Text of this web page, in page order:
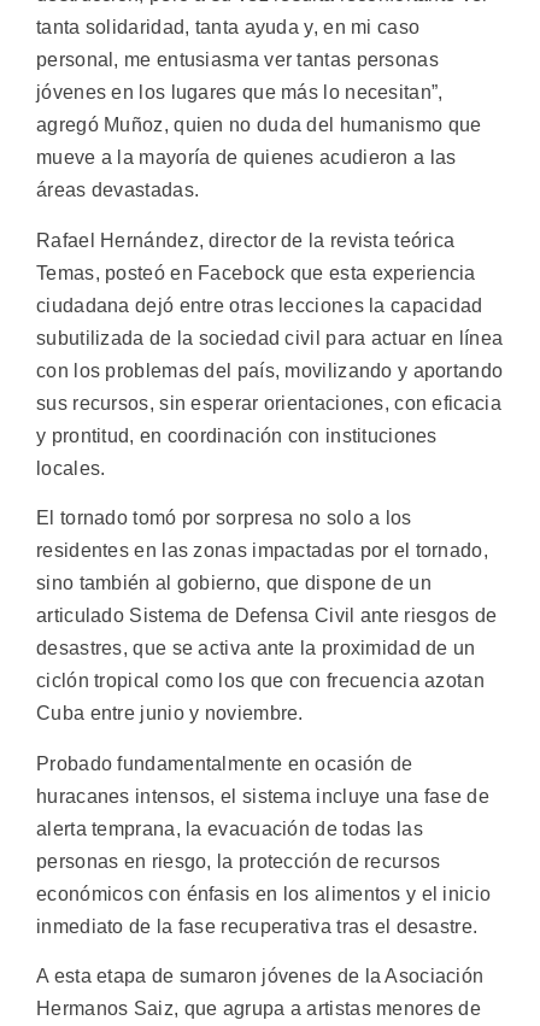
tanta solidaridad, tanta ayuda y, en mi caso
personal, me entusiasma ver tantas personas
jóvenes en los lugares que más lo necesitan”,
agregó Muñoz, quien no duda del humanismo que
mueve a la mayoría de quienes acudieron a las
áreas devastadas.
Rafael Hernández, director de la revista teórica
Temas, posteó en Facebock que esta experiencia
ciudadana dejó entre otras lecciones la capacidad
subutilizada de la sociedad civil para actuar en línea
con los problemas del país, movilizando y aportando
sus recursos, sin esperar orientaciones, con eficacia
y prontitud, en coordinación con instituciones
locales.
El tornado tomó por sorpresa no solo a los
residentes en las zonas impactadas por el tornado,
sino también al gobierno, que dispone de un
articulado Sistema de Defensa Civil ante riesgos de
desastres, que se activa ante la proximidad de un
ciclón tropical como los que con frecuencia azotan
Cuba entre junio y noviembre.
Probado fundamentalmente en ocasión de
huracanes intensos, el sistema incluye una fase de
alerta temprana, la evacuación de todas las
personas en riesgo, la protección de recursos
económicos con énfasis en los alimentos y el inicio
inmediato de la fase recuperativa tras el desastre.
A esta etapa de sumaron jóvenes de la Asociación
Hermanos Saiz, que agrupa a artistas menores de